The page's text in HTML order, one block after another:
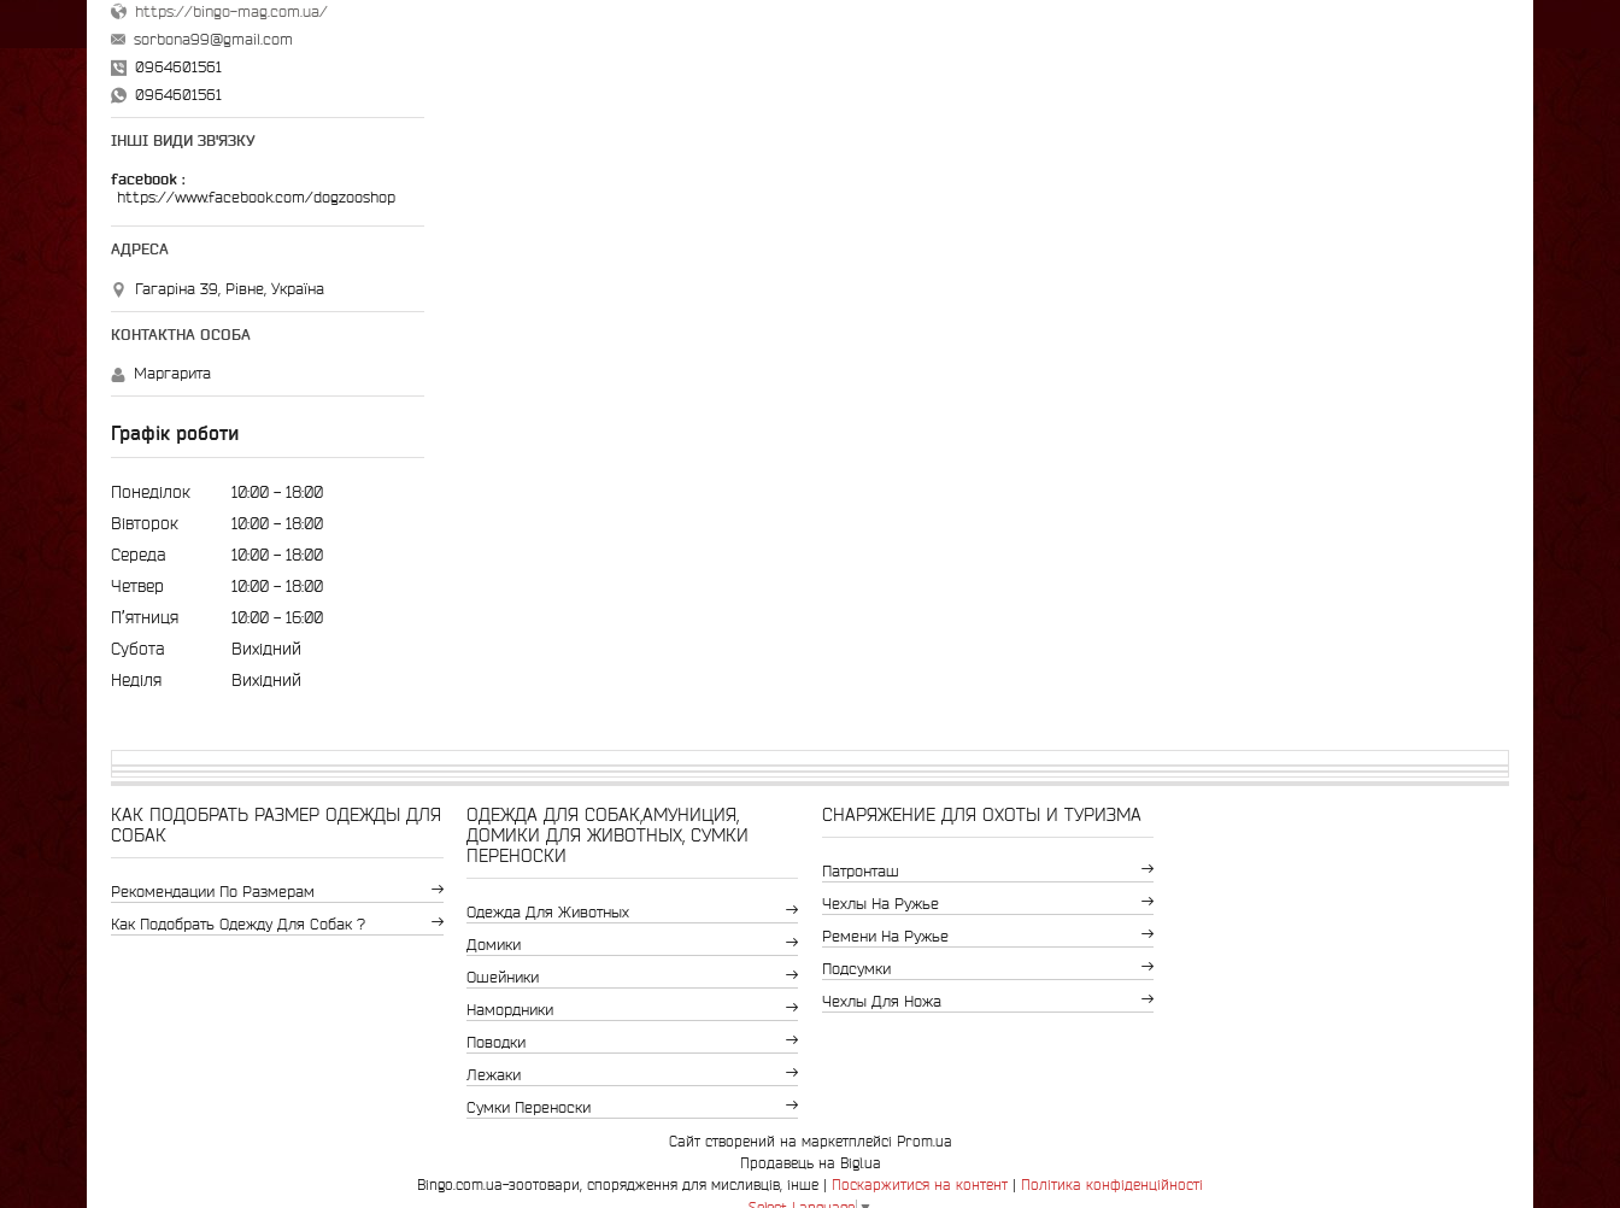
https://bingo-mag.com.ua/
sorbona99@gmail.com
0964601561
0964601561
ІНШІ ВИДИ ЗВ'ЯЗКУ
facebook
https://www.facebook.com/dogzooshop
Гагаріна 39, Рівне, Україна
Маргарита
Графік роботи
Понеділок 10:00
18:00
Вівторок
10:00
18:00
Середа
10:00
18:00
Четвер
10:00
18:00
Пʼятниця
10:00
16:00
Субота
Вихідний
Неділя
Вихідний
КАК ПОДОБРАТЬ РАЗМЕР ОДЕЖДЫ ДЛЯ
СОБАК
Рекомендации По Размерам
Как Подобрать Одежду Для Собак ?
ОДЕЖДА ДЛЯ СОБАК,АМУНИЦИЯ,
ДОМИКИ ДЛЯ ЖИВОТНЫХ, СУМКИ
ПЕРЕНОСКИ
Одежда Для Животных
Домики
Ошейники
Намордники
Поводки
Лежаки
Сумки Переноски
СНАРЯЖЕНИЕ ДЛЯ ОХОТЫ И ТУРИЗМА
Патронташ
Чехлы На Ружье
Ремени На Ружье
Подсумки
Чехлы Для Ножа
Сайт створений на маркетплейсі Prom.ua
Продавець на Bigl.ua
Поскаржитися на контент
Політика конфіденційності